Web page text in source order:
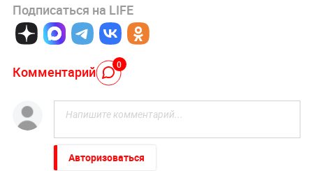
Подписаться на LIFE
Комментарий 0
Авторизоваться